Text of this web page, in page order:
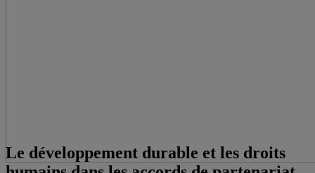
Le développement durable et les droits